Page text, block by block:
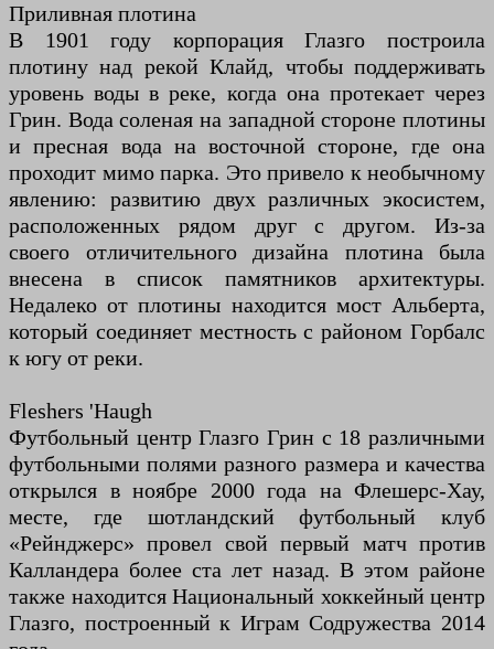
Приливная плотина
В 1901 году корпорация Глазго построила
плотину над рекой Клайд, чтобы поддерживать
уровень воды в реке, когда она протекает через
Грин. Вода соленая на западной стороне плотины
и пресная вода на восточной стороне, где она
проходит мимо парка. Это привело к необычному
явлению: развитию двух различных экосистем,
расположенных рядом друг с другом. Из-за
своего отличительного дизайна плотина была
внесена в список памятников архитектуры.
Недалеко от плотины находится мост Альберта,
который соединяет местность с районом Горбалс
к югу от реки.
Fleshers 'Haugh
Футбольный центр Глазго Грин с 18 различными
футбольными полями разного размера и качества
открылся в ноябре 2000 года на Флешерс-Хау,
месте, где шотландский футбольный клуб
«Рейнджерс» провел свой первый матч против
Калландера более ста лет назад. В этом районе
также находится Национальный хоккейный центр
Глазго, построенный к Играм Содружества 2014